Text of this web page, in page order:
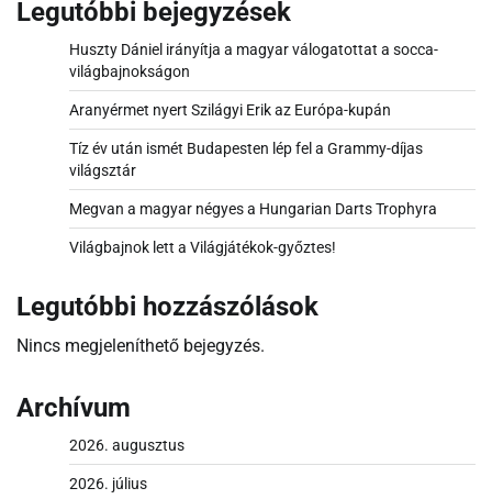
Legutóbbi bejegyzések
Huszty Dániel irányítja a magyar válogatottat a socca-
világbajnokságon
Aranyérmet nyert Szilágyi Erik az Európa-kupán
Tíz év után ismét Budapesten lép fel a Grammy-díjas
világsztár
Megvan a magyar négyes a Hungarian Darts Trophyra
Világbajnok lett a Világjátékok-győztes!
Legutóbbi hozzászólások
Nincs megjeleníthető bejegyzés.
Archívum
2026. augusztus
2026. július